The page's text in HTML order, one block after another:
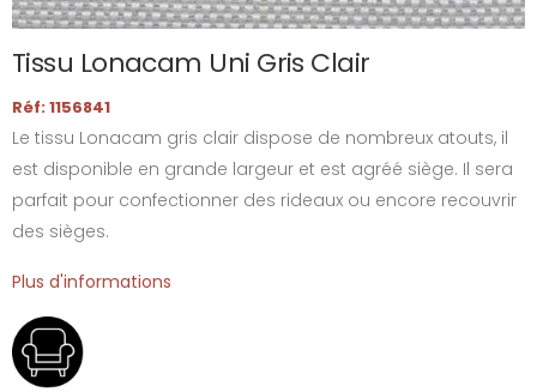
Tissu Lonacam Uni Gris Clair
Réf: 1156841
Le tissu Lonacam gris clair dispose de nombreux atouts, il
est disponible en grande largeur et est agréé siège. Il sera
parfait pour confectionner des rideaux ou encore recouvrir
des sièges.
Plus d'informations